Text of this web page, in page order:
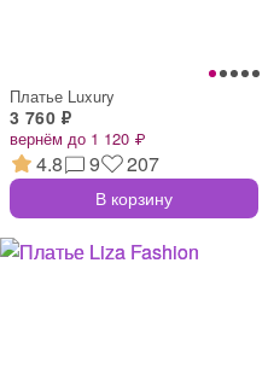
Платье Luxury
3 760 ₽
вернём до 1 120 ₽
4.8 9 207
В корзину